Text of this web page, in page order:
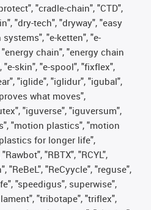
"cradle-chain", "CTD",
"dry-tech", "dryway", "easy
"e-ketten", "e-
chain", "energy chain
skin", "e-spool", "fixflex",
"iglide", "iglidur", "igubal",
what moves",
"iguverse", "iguversum",
"motion plastics", "motion
for longer life",
"RBTX", "RCYL",
"ReBeL", "ReCyycle", "reguse",
"speedigus", superwise",
"tribotape", "triflex",